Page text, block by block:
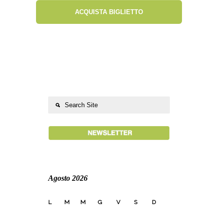
ACQUISTA BIGLIETTO
Agosto 2026
L M M G V S D